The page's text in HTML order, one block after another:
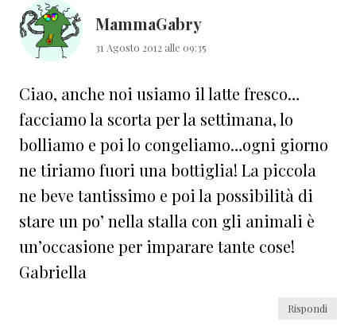
MammaGabry
31 Agosto 2012 alle 09:35
Ciao, anche noi usiamo il latte fresco…
facciamo la scorta per la settimana, lo
bolliamo e poi lo congeliamo…ogni giorno
ne tiriamo fuori una bottiglia! La piccola
ne beve tantissimo e poi la possibilità di
stare un po’ nella stalla con gli animali è
un’occasione per imparare tante cose!
Gabriella
Rispondi